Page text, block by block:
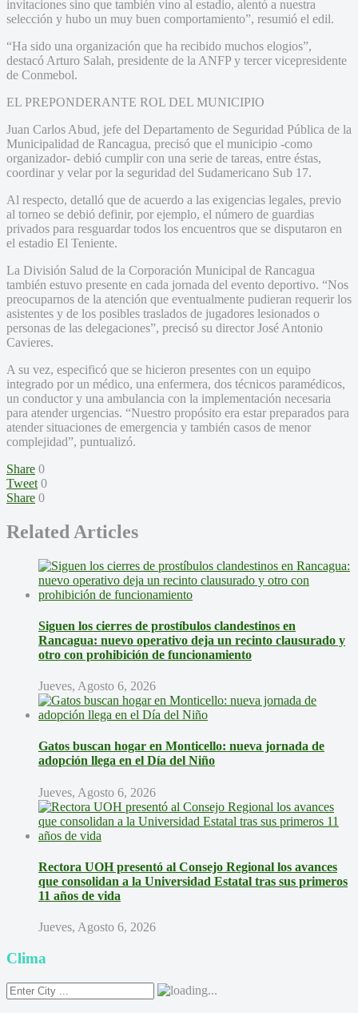
invitaciones sino que también vino al estadio, alentó a nuestra
selección y hubo un muy buen comportamiento”, resumió el edil.
“Ha sido una organización que ha recibido muchos elogios”,
destacó Arturo Salah, presidente de la ANFP y tercer vicepresidente
de Conmebol.
EL PREPONDERANTE ROL DEL MUNICIPIO
Juan Carlos Abud, jefe del Departamento de Seguridad Pública de la
Municipalidad de Rancagua, precisó que el municipio -como
organizador- debió cumplir con una serie de tareas, entre éstas,
coordinar y velar por la seguridad del Sudamericano Sub 17.
Al respecto, detalló que de acuerdo a las exigencias legales, previo
al torneo se debió definir, por ejemplo, el número de guardias
privados para resguardar todos los encuentros que se disputaron en
el estadio El Teniente.
La División Salud de la Corporación Municipal de Rancagua
también estuvo presente en cada jornada del evento deportivo. “Nos
preocuparnos de la atención que eventualmente pudieran requerir los
asistentes y de los posibles traslados de jugadores lesionados o
personas de las delegaciones”, precisó su director José Antonio
Cavieres.
A su vez, especificó que se hicieron presentes con un equipo
integrado por un médico, una enfermera, dos técnicos paramédicos,
un conductor y una ambulancia con la implementación necesaria
para atender urgencias. “Nuestro propósito era estar preparados para
atender situaciones de emergencia y también casos de menor
complejidad”, puntualizó.
Share 0
Tweet 0
Share 0
Related Articles
Siguen los cierres de prostíbulos clandestinos en
Rancagua: nuevo operativo deja un recinto clausurado y
otro con prohibición de funcionamiento
Jueves, Agosto 6, 2026
Gatos buscan hogar en Monticello: nueva jornada de
adopción llega en el Día del Niño
Jueves, Agosto 6, 2026
Rectora UOH presentó al Consejo Regional los avances
que consolidan a la Universidad Estatal tras sus primeros
11 años de vida
Jueves, Agosto 6, 2026
Clima